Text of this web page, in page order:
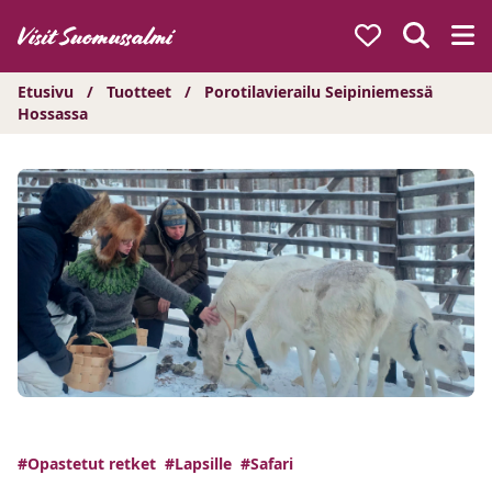
sisältöön
Etusivu / Tuotteet /
Porotilavierailu Seipiniemessä
Hossassa
#Opastetut retket #Lapsille #Safari